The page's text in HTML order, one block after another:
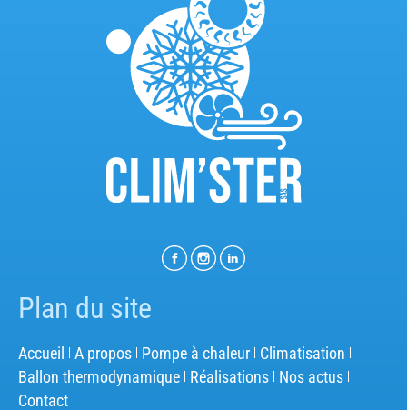
Plan du site
Accueil A propos Pompe à chaleur Climatisation
Ballon thermodynamique Réalisations Nos actus
Contact